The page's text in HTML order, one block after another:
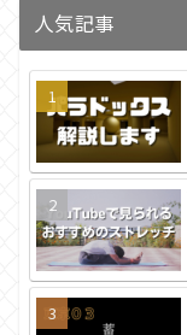
人気記事